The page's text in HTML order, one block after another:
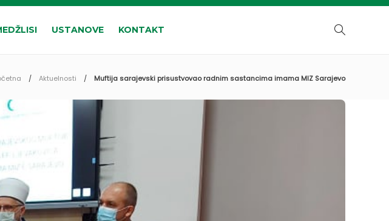
USTANOVE KONTAKT
Aktuelnosti Muftija sarajevski prisustvovao radnim sastancima imama MIZ Sarajevo